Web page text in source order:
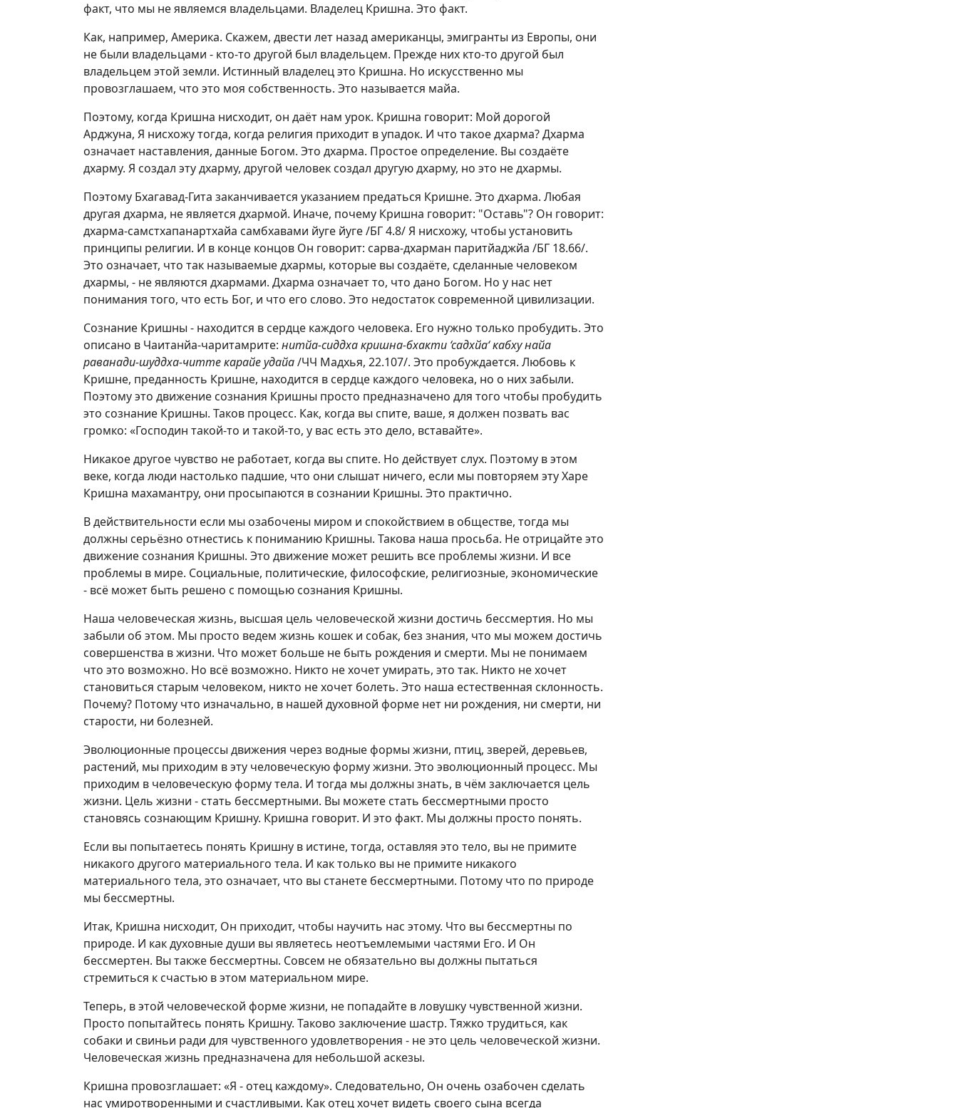
факт, что мы не являемся владельцами. Владелец Кришна. Это факт.
Как, например, Америка. Скажем, двести лет назад американцы, эмигранты из Европы, они
не были владельцами - кто-то другой был владельцем. Прежде них кто-то другой был
владельцем этой земли. Истинный владелец это Кришна. Но искусственно мы
провозглашаем, что это моя собственность. Это называется майа.
Поэтому, когда Кришна нисходит, он даёт нам урок. Кришна говорит: Мой дорогой
Арджуна, Я нисхожу тогда, когда религия приходит в упадок. И что такое дхарма? Дхарма
означает наставления, данные Богом. Это дхарма. Простое определение. Вы создаёте
дхарму. Я создал эту дхарму, другой человек создал другую дхарму, но это не дхармы.
Поэтому Бхагавад-Гита заканчивается указанием предаться Кришне. Это дхарма. Любая
другая дхарма, не является дхармой. Иначе, почему Кришна говорит: "Оставь"? Он говорит:
дхарма-самстхапанартхайа самбхавами йуге йуге /БГ 4.8/ Я нисхожу, чтобы установить
принципы религии. И в конце концов Он говорит: сарва-дхарман паритйаджйа /БГ 18.66/.
Это означает, что так называемые дхармы, которые вы создаёте, сделанные человеком
дхармы, - не являются дхармами. Дхарма означает то, что дано Богом. Но у нас нет
понимания того, что есть Бог, и что его слово. Это недостаток современной цивилизации.
Сознание Кришны - находится в сердце каждого человека. Его нужно только пробудить. Это
описано в Чаитанйа-чаритамрите: нитйа-сиддха кришна-бхакти ‘садхйа‘ кабху найа
раванади-шуддха-читте карайе удайа/ЧЧ Мадхья, 22.107/. Это пробуждается. Любовь к
Кришне, преданность Кришне, находится в сердце каждого человека, но о них забыли.
Поэтому это движение сознания Кришны просто предназначено для того чтобы пробудить
это сознание Кришны. Таков процесс. Как, когда вы спите, ваше, я должен позвать вас
громко: «Господин такой-то и такой-то, у вас есть это дело, вставайте».
Никакое другое чувство не работает, когда вы спите. Но действует слух. Поэтому в этом
веке, когда люди настолько падшие, что они слышат ничего, если мы повторяем эту Харе
Кришна махамантру, они просыпаются в сознании Кришны. Это практично.
В действительности если мы озабочены миром и спокойствием в обществе, тогда мы
должны серьёзно отнестись к пониманию Кришны. Такова наша просьба. Не отрицайте это
движение сознания Кришны. Это движение может решить все проблемы жизни. И все
проблемы в мире. Социальные, политические, философские, религиозные, экономические
- всё может быть решено с помощью сознания Кришны.
Наша человеческая жизнь, высшая цель человеческой жизни достичь бессмертия. Но мы
забыли об этом. Мы просто ведем жизнь кошек и собак, без знания, что мы можем достичь
совершенства в жизни. Что может больше не быть рождения и смерти. Мы не понимаем
что это возможно. Но всё возможно. Никто не хочет умирать, это так. Никто не хочет
становиться старым человеком, никто не хочет болеть. Это наша естественная склонность.
Почему? Потому что изначально, в нашей духовной форме нет ни рождения, ни смерти, ни
старости, ни болезней.
Эволюционные процессы движения через водные формы жизни, птиц, зверей, деревьев,
растений, мы приходим в эту человеческую форму жизни. Это эволюционный процесс. Мы
приходим в человеческую форму тела. И тогда мы должны знать, в чём заключается цель
жизни. Цель жизни - стать бессмертными. Вы можете стать бессмертными просто
становясь сознающим Кришну. Кришна говорит. И это факт. Мы должны просто понять.
Если вы попытаетесь понять Кришну в истине, тогда, оставляя это тело, вы не примите
никакого другого материального тела. И как только вы не примите никакого
материального тела, это означает, что вы станете бессмертными. Потому что по природе
мы бессмертны.
Итак, Кришна нисходит, Он приходит, чтобы научить нас этому. Что вы бессмертны по
природе. И как духовные души вы являетесь неотъемлемыми частями Его. И Он
бессмертен. Вы также бессмертны. Совсем не обязательно вы должны пытаться
стремиться к счастью в этом материальном мире.
Теперь, в этой человеческой форме жизни, не попадайте в ловушку чувственной жизни.
Просто попытайтесь понять Кришну. Таково заключение шастр. Тяжко трудиться, как
собаки и свиньи ради для чувственного удовлетворения - не это цель человеческой жизни.
Человеческая жизнь предназначена для небольшой аскезы.
Кришна провозглашает: «Я - отец каждому». Следовательно, Он очень озабочен сделать
нас умиротворенными и счастливыми. Как отец хочет видеть своего сына всегда